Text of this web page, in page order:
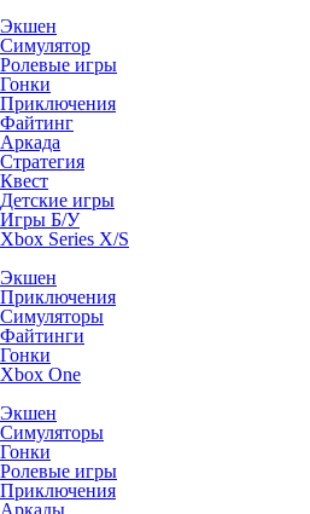
Экшен
Симулятор
Ролевые игры
Гонки
Приключения
Файтинг
Аркада
Стратегия
Квест
Детские игры
Игры Б/У
Xbox Series X/S
Экшен
Приключения
Симуляторы
Файтинги
Гонки
Xbox One
Экшен
Симуляторы
Гонки
Ролевые игры
Приключения
Аркады